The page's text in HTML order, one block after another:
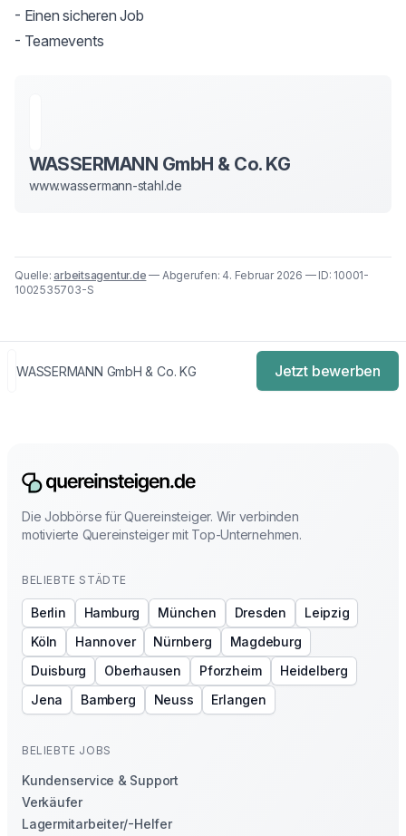
- Einen sicheren Job
- Teamevents
WASSERMANN GmbH & Co. KG
www.wassermann-stahl.de
Quelle:arbeitsagentur.de — Abgerufen: 4. Februar 2026 — ID: 10001-
1002535703-S
WASSERMANN GmbH & Co. KG Jetzt bewerben
Die Jobbörse für Quereinsteiger. Wir verbinden
motivierte Quereinsteiger mit Top-Unternehmen.
BELIEBTE STÄDTE
Berlin Hamburg München Dresden
Leipzig
Köln
Hannover Nürnberg
Magdeburg
Duisburg
Oberhausen Pforzheim
Heidelberg
Jena
Bamberg Neuss Erlangen
BELIEBTE JOBS
Kundenservice & Support
Verkäufer
Lagermitarbeiter/-Helfer